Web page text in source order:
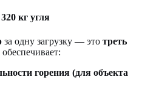
кг угля
за одну загрузку — это треть
горения (для объекта